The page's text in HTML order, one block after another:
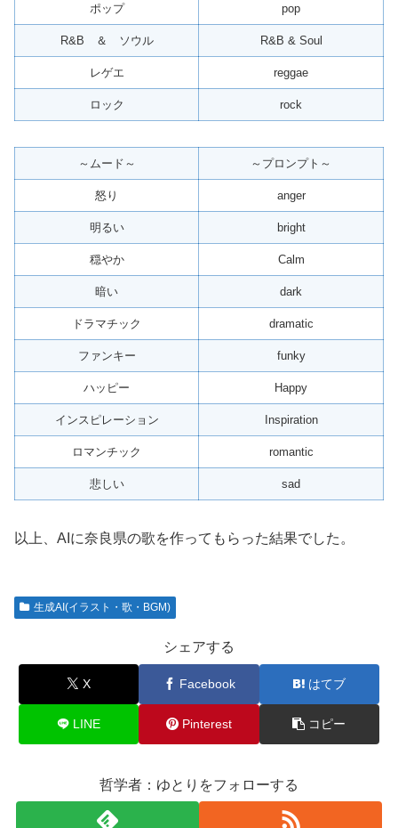
ポップ pop
R&B ＆ ソウル R&B & Soul
レゲエ reggae
ロック rock
～ムード～ ～プロンプト～
怒り anger
明るい bright
穏やか Calm
暗い dark
ドラマチック dramatic
ファンキー funky
ハッピー Happy
インスピレーション Inspiration
ロマンチック romantic
悲しい sad
以上、AIに奈良県の歌を作ってもらった結果でした。
生成AI(イラスト・歌・BGM)
シェアする
X Facebook はてブ
LINE Pinterest コピー
哲学者：ゆとりをフォローする